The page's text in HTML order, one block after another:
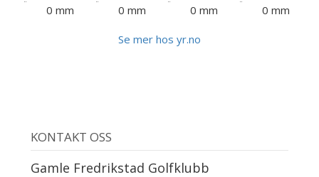
0 mm
0 mm
0 mm
0 mm
Se mer hos yr.no
KONTAKT OSS
Gamle Fredrikstad Golfklubb